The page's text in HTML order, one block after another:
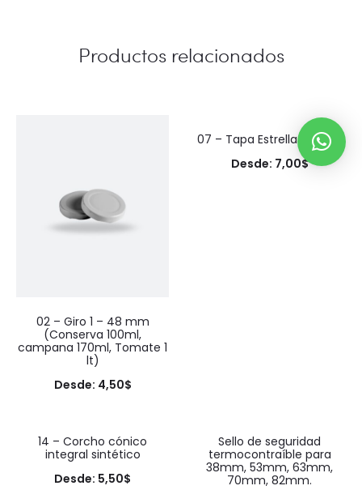
Productos relacionados
02 – Giro 1 – 48 mm
(Conserva 100ml,
campana 170ml, Tomate 1
lt)
Desde: 4,50$
07 – Tapa Estrella 82 mm
Desde: 7,00$
14 – Corcho cónico
integral sintético
Desde: 5,50$
Sello de seguridad
termocontraíble para
38mm, 53mm, 63mm,
70mm, 82mm.